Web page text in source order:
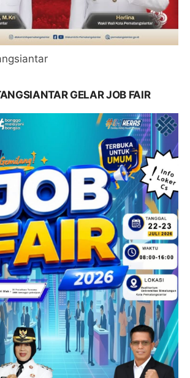
GELAR JOB FAIR